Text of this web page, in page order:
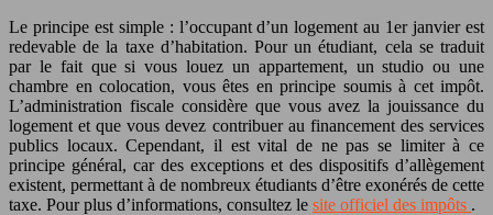
Le principe est simple : l’occupant d’un logement au 1er janvier est
redevable de la taxe d’habitation. Pour un étudiant, cela se traduit
par le fait que si vous louez un appartement, un studio ou une
chambre en colocation, vous êtes en principe soumis à cet impôt.
L’administration fiscale considère que vous avez la jouissance du
logement et que vous devez contribuer au financement des services
publics locaux. Cependant, il est vital de ne pas se limiter à ce
principe général, car des exceptions et des dispositifs d’allègement
existent, permettant à de nombreux étudiants d’être exonérés de cette
taxe. Pour plus d’informations, consultez le site officiel des impôts .